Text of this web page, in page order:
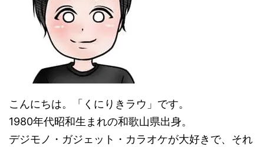
こんにちは。「くにりきラウ」です。
1980年代昭和生まれの和歌山県出身。
デジモノ・ガジェット・カラオケが大好きで、それ